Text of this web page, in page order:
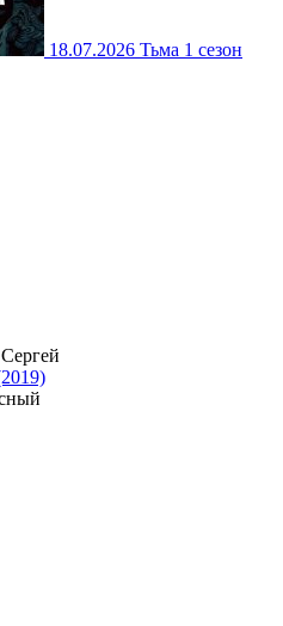
18.07.2026 Тьма 1 сезон
Сергей